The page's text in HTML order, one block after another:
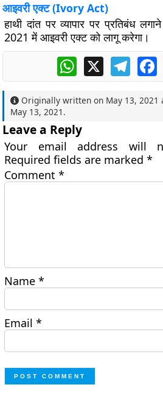
आइवरी एक्ट (Ivory Act)
हाथी दांत पर व्यापार पर प्रतिबंध
2021 में आइवरी एक्ट को लागू करेगा।
WhatsApp
X
Originally written on May 13, 2021
May 13, 2021 .
Leave a Reply
Your email address will
Required fields are marked*
Comment*
Name*
Email*